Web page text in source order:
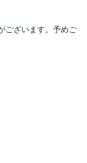
ございます。予めご